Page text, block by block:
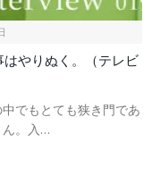
やりぬく。（テレビ
でもとても狭き門であ
ん。入…